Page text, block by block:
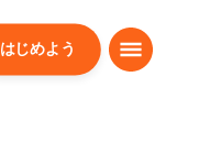
はじめよう